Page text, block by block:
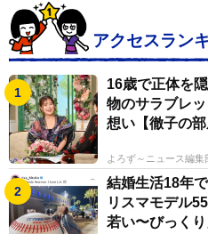
形でも『川上ゆう』という形
写真集もそうですし」
川上は都内で店を営む。そ
だ。
「『ラビリンス』というラ
８年から新宿の歌舞伎町で
としてはいいきっかけだと思
アクセスラン
16歳で正体を
物のサラブレ
想い【徹子の部
よろず～ニュース編集
結婚生活18年
リスマモデル
若い〜びっくり